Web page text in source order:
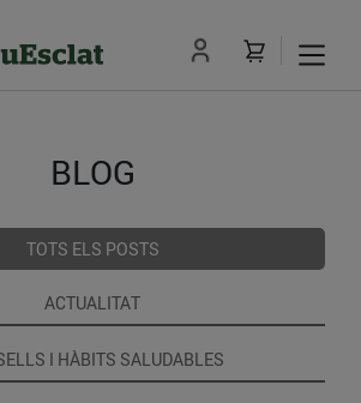
BLOG
TOTS ELS POSTS
ACTUALITAT
I HÀBITS SALUDABLES